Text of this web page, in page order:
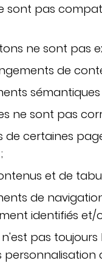
sont pas
ne sont pas
de
ne sont pas
de certaines
et de
de
identifiés et/
pas
personnalisation